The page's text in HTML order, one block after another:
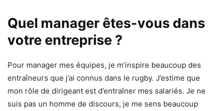
Quel manager êtes-vous dans
votre entreprise ?
Pour manager mes équipes, je m’inspire beaucoup des
entraîneurs que j’ai connus dans le rugby. J’estime que
mon rôle de dirigeant est d’entraîner mes salariés. Je ne
suis pas un homme de discours, je me sens beaucoup